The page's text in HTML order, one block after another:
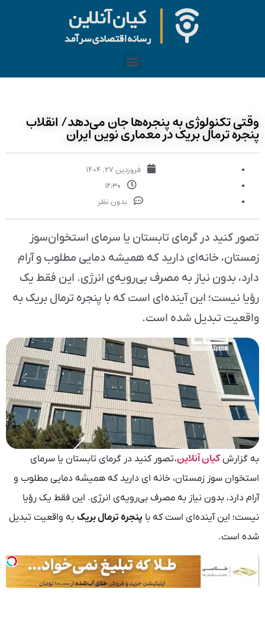
وقتی تکنولوژی به پنجره‌ها جان می‌دهد/ انقلاب
پنجره‌ ترمال بریک در معماری نوین ایران
فروردین ۲۷, ۱۴۰۴
۱۲:۳۰
بدون نظر
تصور کنید در گرمای تابستان یا سرمای استخوان‌سوز
زمستان، خانه‌ای دارید که همیشه دمایی مطلوب و آرام
دارد، بدون نیاز به مصرف بی‌رویه‌ی انرژی. این فقط یک
رؤیا نیست؛ این آینده‌ای است که با پنجره‌ ترمال بریک به
واقعیت تبدیل شده است.
به گزارشکیان آنلاین، تصور کنید در گرمای تابستان یا سرمای
استخوان‌ سوز زمستان، خانه‌ ای دارید که همیشه دمایی مطلوب و
آرام دارد، بدون نیاز به مصرف بی‌رویه‌ی انرژی. این فقط یک رؤیا
نیست؛ این آینده‌ای است که با پنجره‌ ترمال بریک به واقعیت تبدیل
شده است.